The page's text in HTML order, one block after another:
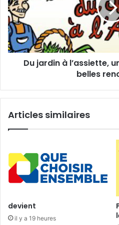
le
M
o
n
t
r
d
i
n
à
i
e
,
i
v
Du jardin à l’assiette,
belles
Articles similaires
devient
il y a 19 heures